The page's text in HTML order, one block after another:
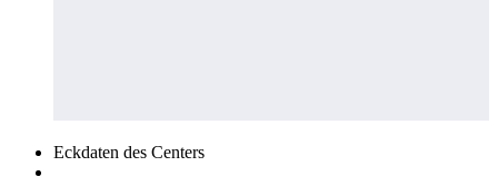
Eckdaten des Centers